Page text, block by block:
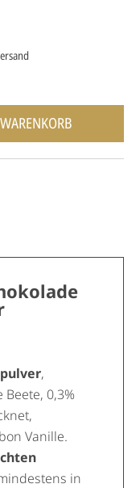
,
Beete, 0,3%
Vanille.
in